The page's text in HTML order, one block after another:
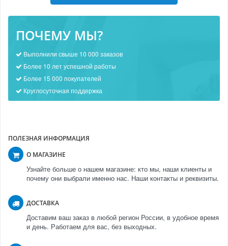
ПОЧЕМУ МЫ?
Выполнили свыше 10 000 заказов
Более 10 лет успешной работы
Более 15 000 покупателей
Круглосуточная поддержка
ПОЛЕЗНАЯ ИНФОРМАЦИЯ
О МАГАЗИНЕ
Узнайте больше о нашем магазине: кто мы, наши клиенты и
почему они выбрали именно нас. Наши контакты и реквизиты.
ДОСТАВКА
Доставим ваш заказ в любой регион России, в удобное время
и день. Работаем для вас, без выходных.